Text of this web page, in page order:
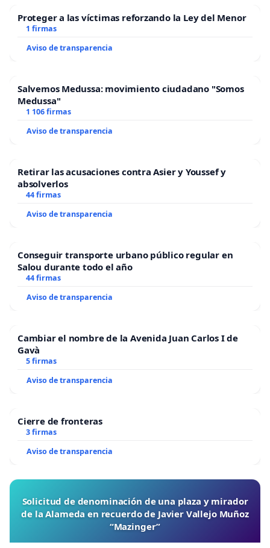
Proteger a las víctimas reforzando la Ley del Menor
1 firmas
Aviso de transparencia
Salvemos Medussa: movimiento ciudadano "Somos
Medussa"
1 106 firmas
Aviso de transparencia
Retirar las acusaciones contra Asier y Youssef y
absolverlos
44 firmas
Aviso de transparencia
Conseguir transporte urbano público regular en
Salou durante todo el año
44 firmas
Aviso de transparencia
Cambiar el nombre de la Avenida Juan Carlos I de
Gavà
5 firmas
Aviso de transparencia
Cierre de fronteras
3 firmas
Aviso de transparencia
Solicitud de denominación de una plaza y mirador
de la Alameda en recuerdo de Javier Vallejo Muñoz
“Mazinger”